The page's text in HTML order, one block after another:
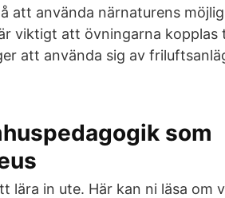
att använda närnaturens
viktigt att övningarna kopplas
att använda sig av
som
lära in ute. Här kan ni läsa om